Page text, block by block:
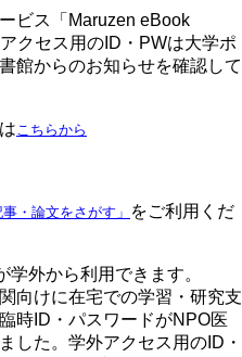
ビス「Maruzen eBook
クセス用のID・PWは大学ポ
館からのお知らせを確認して
こちらから
事・論文をさがす」
をご利用くだ
外から利用できます。
向けに在宅での学習・研究支
時ID・パスワードがNPO医
した。学外アクセス用のID・